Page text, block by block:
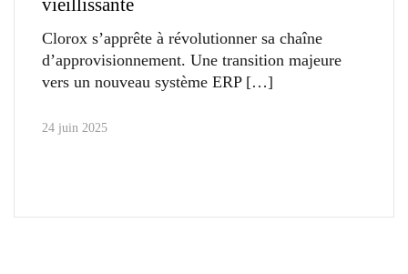
vieillissante
Clorox s’apprête à révolutionner sa chaîne
d’approvisionnement. Une transition majeure
vers un nouveau système ERP
24 juin 2025